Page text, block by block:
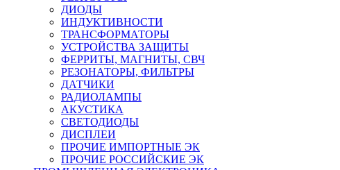
ДИОДЫ
ИНДУКТИВНОСТИ
ТРАНСФОРМАТОРЫ
УСТРОЙСТВА ЗАЩИТЫ
ФЕРРИТЫ, МАГНИТЫ, СВЧ
РЕЗОНАТОРЫ, ФИЛЬТРЫ
ДАТЧИКИ
РАДИОЛАМПЫ
АКУСТИКА
СВЕТОДИОДЫ
ДИСПЛЕИ
ПРОЧИЕ ИМПОРТНЫЕ ЭК
ПРОЧИЕ РОССИЙСКИЕ ЭК